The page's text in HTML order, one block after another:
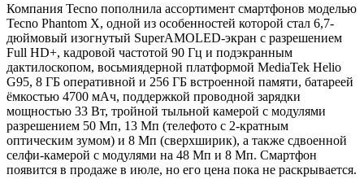
Компания Tecno пополнила ассортимент смартфонов моделью
Tecno Phantom X, одной из особенностей которой стал 6,7-
дюймовый изогнутый SuperAMOLED-экран с разрешением
Full HD+, кадровой частотой 90 Гц и подэкранным
дактилоскопом, восьмиядерной платформой MediaTek Helio
G95, 8 ГБ оперативной и 256 ГБ встроенной памяти, батареей
ёмкостью 4700 мАч, поддержкой проводной зарядки
мощностью 33 Вт, тройной тыльной камерой с модулями
разрешением 50 Мп, 13 Мп (телефото с 2-кратным
оптическим зумом) и 8 Мп (сверхширик), а также сдвоенной
селфи-камерой с модулями на 48 Мп и 8 Мп. Смартфон
появится в продаже в июле, но его цена пока не раскрывается.